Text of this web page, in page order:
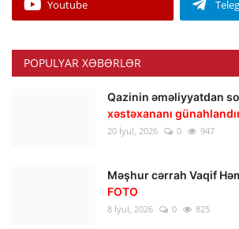
Youtube
POPULYAR XƏBƏRLƏR
Qazinin əməliyyatdan
xəstəxananı
20 İyul, 2026 0 947
Məşhur cərrah Vaqif
FOTO
8 İyul, 2026 0 825